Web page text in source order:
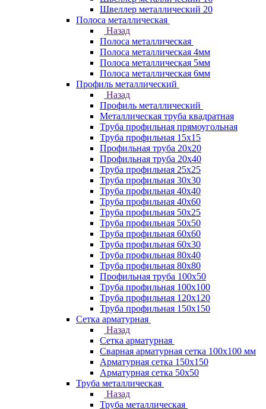
Швеллер металлический 20
Полоса металлическая
Назад
Полоса металлическая
Полоса металлическая 4мм
Полоса металлическая 5мм
Полоса металлическая 6мм
Профиль металлический
Назад
Профиль металлический
Металлическая труба квадратная
Труба профильная прямоугольная
Труба профильная 15х15
Профильная труба 20х20
Профильная труба 20х40
Труба профильная 25х25
Труба профильная 30x30
Труба профильная 40х40
Труба профильная 40х60
Труба профильная 50х25
Труба профильная 50х50
Труба профильная 60x60
Труба профильная 60х30
Труба профильная 80х40
Труба профильная 80х80
Профильная труба 100х50
Труба профильная 100х100
Труба профильная 120х120
Труба профильная 150х150
Сетка арматурная
Назад
Сетка арматурная
Сварная арматурная сетка 100х100 мм
Арматурная сетка 150х150
Арматурная сетка 50х50
Труба металлическая
Назад
Труба металлическая